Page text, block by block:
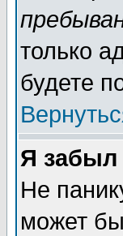
только
будете
Я забыл
Не
может